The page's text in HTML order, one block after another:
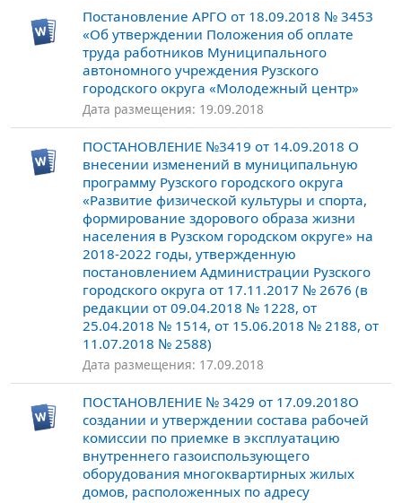
Постановление АРГО от 18.09.2018 № 3453
«Об утверждении Положения об оплате
труда работников Муниципального
автономного учреждения Рузского
городского округа «Молодежный центр»
Дата размещения: 19.09.2018
ПОСТАНОВЛЕНИЕ №3419 от 14.09.2018 О
внесении изменений в муниципальную
программу Рузского городского округа
«Развитие физической культуры и спорта,
формирование здорового образа жизни
населения в Рузском городском округе» на
2018-2022 годы, утвержденную
постановлением Администрации Рузского
городского округа от 17.11.2017 № 2676 (в
редакции от 09.04.2018 № 1228, от
25.04.2018 № 1514, от 15.06.2018 № 2188, от
11.07.2018 № 2588)
Дата размещения: 17.09.2018
ПОСТАНОВЛЕНИЕ № 3429 от 17.09.2018О
создании и утверждении состава рабочей
комиссии по приемке в эксплуатацию
внутреннего газоиспользующего
оборудования многоквартирных жилых
домов, расположенных по адресу